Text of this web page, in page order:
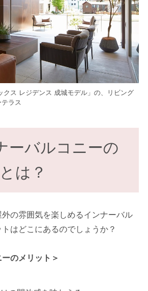
クス レジデンス 成城モデル」の、リビング
ラス
ーバルコニーの
は？
の雰囲気を楽しめるインナーバル
はどこにあるのでしょうか？
のメリット＞